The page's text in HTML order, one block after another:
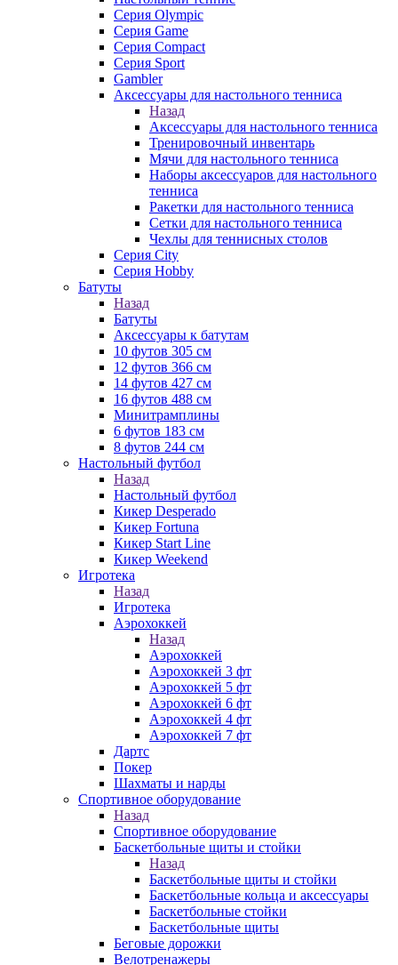
Серия Olympic
Серия Game
Серия Compact
Серия Sport
Gambler
Аксессуары для настольного тенниса
Назад
Аксессуары для настольного тенниса
Тренировочный инвентарь
Мячи для настольного тенниса
Наборы аксессуаров для настольного
тенниса
Ракетки для настольного тенниса
Сетки для настольного тенниса
Чехлы для теннисных столов
Серия City
Серия Hobby
Батуты
Назад
Батуты
Аксессуары к батутам
10 футов 305 см
12 футов 366 см
14 футов 427 см
16 футов 488 см
Минитрамплины
6 футов 183 см
8 футов 244 см
Настольный футбол
Назад
Настольный футбол
Кикер Desperado
Кикер Fortuna
Кикер Start Line
Кикер Weekend
Игротека
Назад
Игротека
Аэрохоккей
Назад
Аэрохоккей
Аэрохоккей 3 фт
Аэрохоккей 5 фт
Аэрохоккей 6 фт
Аэрохоккей 4 фт
Аэрохоккей 7 фт
Дартс
Покер
Шахматы и нарды
Спортивное оборудование
Назад
Спортивное оборудование
Баскетбольные щиты и стойки
Назад
Баскетбольные щиты и стойки
Баскетбольные кольца и аксессуары
Баскетбольные стойки
Баскетбольные щиты
Беговые дорожки
Велотренажеры